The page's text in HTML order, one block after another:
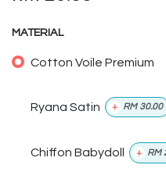
MATERIAL
Cotton Voile Premium
Ryana Satin + RM 30.00
Chiffon Babydoll + RM